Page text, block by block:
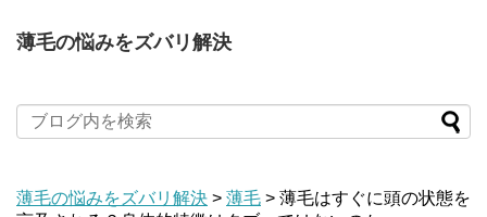
薄毛の悩みをズバリ解決
薄毛の悩みをズバリ解決 > 薄毛 > 薄毛はすぐに頭の状態を